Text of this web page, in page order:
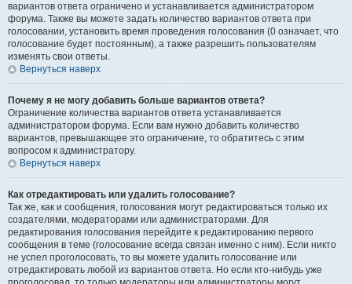
вариантов ответа ограничено и устанавливается администратором
форума. Также вы можете задать количество вариантов ответа при
голосовании, установить время проведения голосования (0 означает, что
голосование будет постоянным), а также разрешить пользователям
изменять свои ответы.
Вернуться наверх
Почему я не могу добавить больше вариантов ответа?
Ограничение количества вариантов ответа устанавливается
администратором форума. Если вам нужно добавить количество
вариантов, превышающее это ограничение, то обратитесь с этим
вопросом к администратору.
Вернуться наверх
Как отредактировать или удалить голосование?
Так же, как и сообщения, голосования могут редактироваться только их
создателями, модераторами или администраторами. Для
редактирования голосования перейдите к редактированию первого
сообщения в теме (голосование всегда связан именно с ним). Если никто
не успел проголосовать, то вы можете удалить голосование или
отредактировать любой из вариантов ответа. Но если кто-нибудь уже